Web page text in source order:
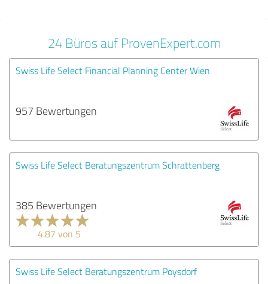
24 Büros auf ProvenExpert.com
Swiss Life Select Financial Planning Center Wien
957 Bewertungen
Swiss Life Select Beratungszentrum Schrattenberg
385 Bewertungen
4.87 von 5
Swiss Life Select Beratungszentrum Poysdorf